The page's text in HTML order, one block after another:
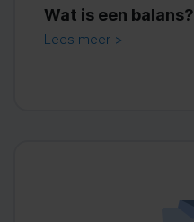
Wat is een balans?
Lees meer >